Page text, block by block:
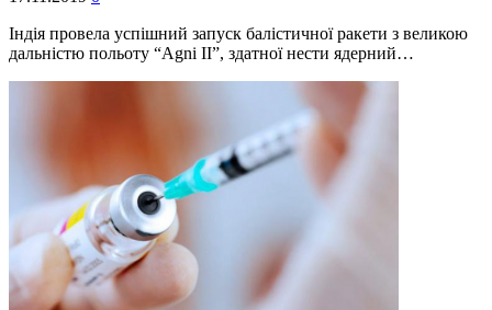
Індія провела успішний запуск балістичної ракети з великою
дальністю польоту “Agni II”, здатної нести ядерний…